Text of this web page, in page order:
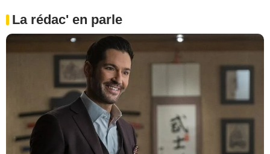
La rédac' en parle